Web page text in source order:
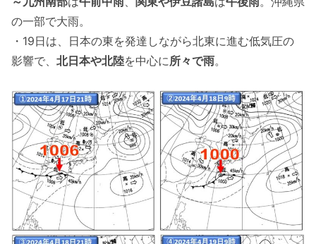
の一部で大雨。
・19日は、日本の東を発達しながら北東に進む低気圧の
影響で、 北日本や北陸を中心に 所々で雨。